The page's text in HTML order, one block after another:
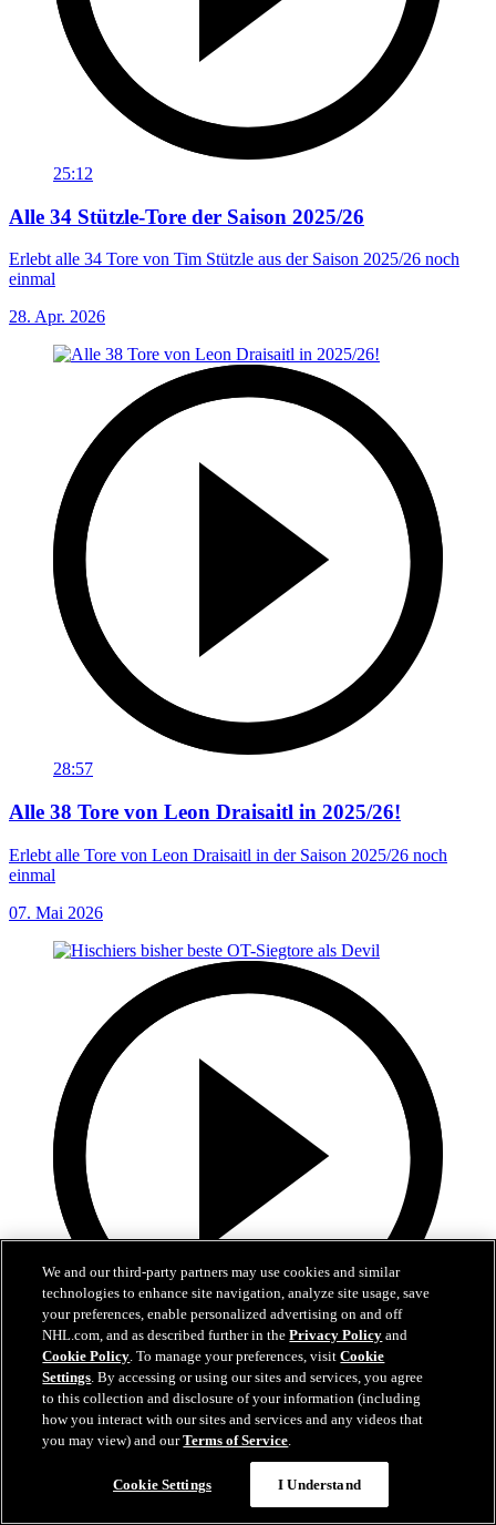
25:12
Alle 34 Stützle-Tore der Saison 2025/26
Erlebt alle 34 Tore von Tim Stützle aus der Saison 2025/26 noch
einmal
28. Apr. 2026
28:57
Alle 38 Tore von Leon Draisaitl in 2025/26!
Erlebt alle Tore von Leon Draisaitl in der Saison 2025/26 noch
einmal
07. Mai 2026
5:34
Hischiers bisher beste OT-Siegtore als Devil
Hischiers entscheidende Momente bleiben in New Jersey
We and our third-party partners may use cookies and similar
technologies to enhance site navigation, analyze site usage, save
your preferences, enable personalized advertising on and off
NHL.com, and as described further in thePrivacy Policy and
Cookie Policy. To manage your preferences, visitCookie
Settings. By accessing or using our sites and services, you agree
to this collection and disclosure of your information (including
how you interact with our sites and services and any videos that
you may view) and ourTerms of Service.
Cookie Settings I Understand